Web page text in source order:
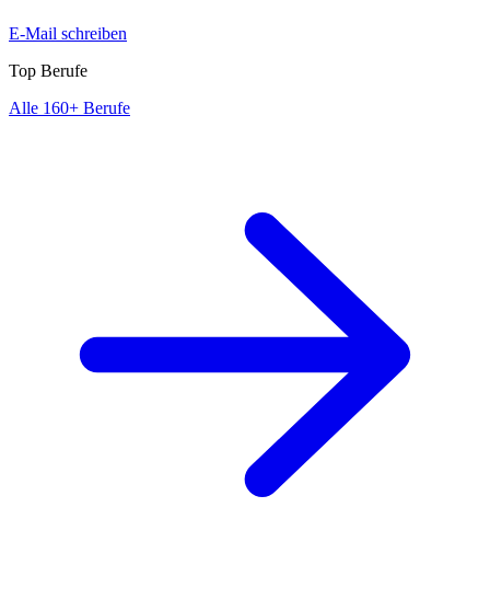
E-Mail schreiben
Top Berufe
Alle 160+ Berufe